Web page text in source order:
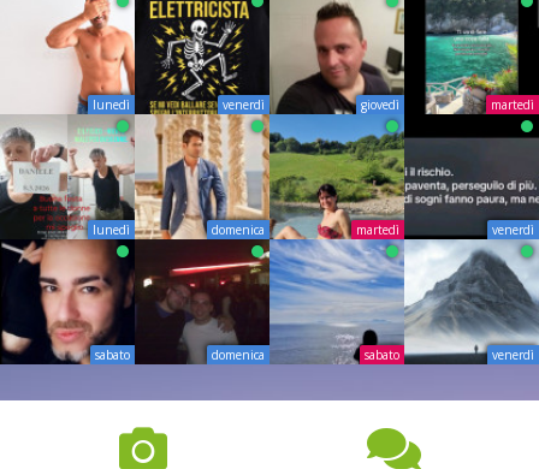
lunedì venerdì giovedì martedì
lunedì domenica martedì venerdì
sabato domenica sabato venerdì